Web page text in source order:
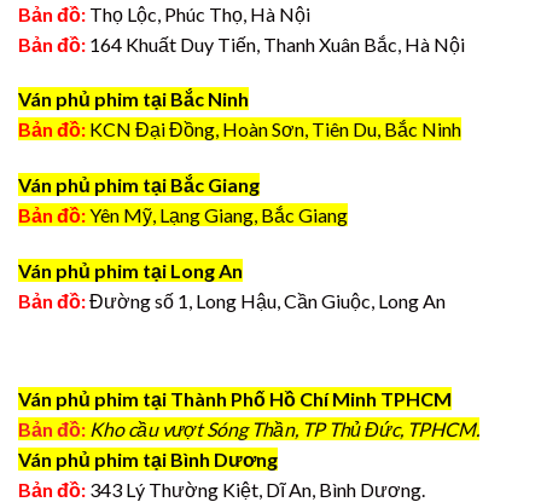
Bản đồ: Thọ Lộc, Phúc Thọ, Hà Nội
Bản đồ: 164 Khuất Duy Tiến, Thanh Xuân Bắc, Hà Nội
Ván phủ phim tại Bắc Ninh
Bản đồ: KCN Đại Đồng, Hoàn Sơn, Tiên Du, Bắc Ninh
Ván phủ phim tại Bắc Giang
Bản đồ:Yên Mỹ, Lạng Giang, Bắc Giang
Ván phủ phim tại Long An
Bản đồ:Đường số 1, Long Hậu, Cần Giuộc, Long An
Ván phủ phim tại Thành Phố Hồ Chí Minh TPHCM
Bản đồ: Kho cầu vượt Sóng Thần, TP Thủ Đức, TPHCM.
Ván phủ phim tại Bình Dương
Bản đồ: 343 Lý Thường Kiệt, Dĩ An, Bình Dương.